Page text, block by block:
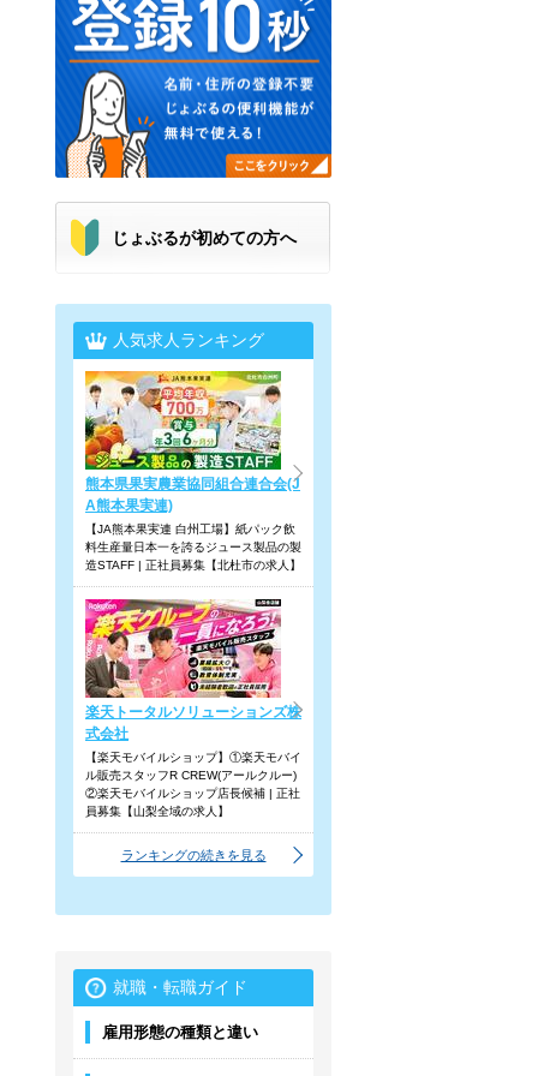
じょぶるが初めての方へ
人気求人ランキング
熊本県果実農業協同組合連合会(J
A熊本果実連)
【JA熊本果実連 白州工場】紙パック飲
料生産量日本一を誇るジュース製品の製
造STAFF | 正社員募集【北杜市の求人】
楽天トータルソリューションズ株
式会社
【楽天モバイルショップ】①楽天モバイ
ル販売スタッフR CREW(アールクルー)
②楽天モバイルショップ店長候補 | 正社
員募集【山梨全域の求人】
ランキングの続きを見る
就職・転職ガイド
雇用形態の種類と違い